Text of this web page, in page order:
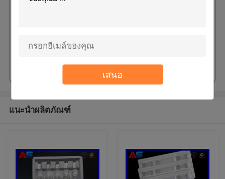
เสนอ
แนะนำผลิตภัณฑ์